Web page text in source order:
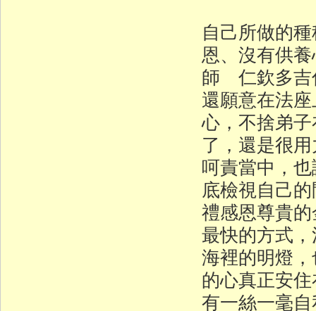
自己所做的
恩、沒有供
師 仁欽多吉
還願意在法
心，不捨弟
了，還是很
呵責當中，
底檢視自己
禮感恩尊貴
最快的方式
海裡的明燈
的心真正安
有一絲一毫